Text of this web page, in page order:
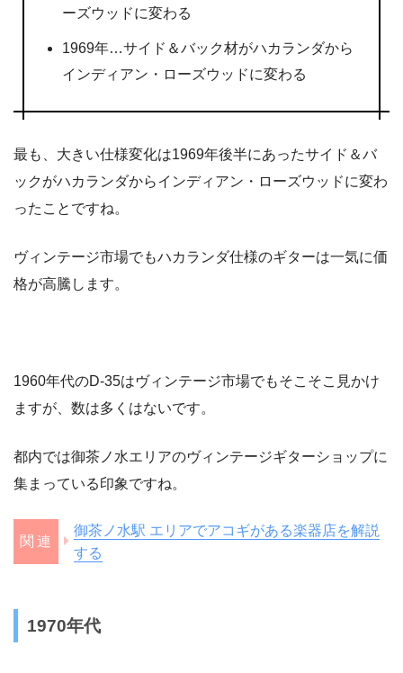
ーズウッドに変わる
1969年…サイド＆バック材がハカランダから
インディアン・ローズウッドに変わる
最も、大きい仕様変化は1969年後半にあったサイド＆バ
ックがハカランダからインディアン・ローズウッドに変わ
ったことですね。
ヴィンテージ市場でもハカランダ仕様のギターは一気に価
格が高騰します。
1960年代のD-35はヴィンテージ市場でもそこそこ見かけ
ますが、数は多くはないです。
都内では御茶ノ水エリアのヴィンテージギターショップに
集まっている印象ですね。
御茶ノ水駅 エリアでアコギがある楽器店を解説
する
1970年代